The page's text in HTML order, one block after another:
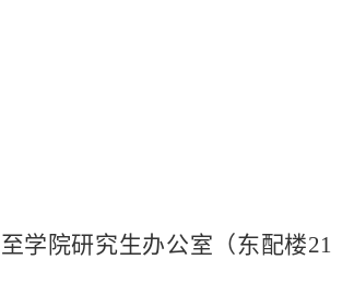
至学院研究生办公室（东配楼21